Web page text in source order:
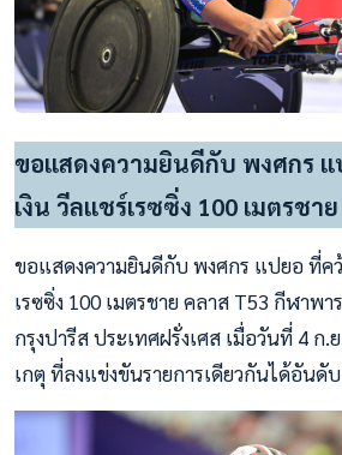
ขอแสดงความยินดีกับ พงศกร
เงิน วีลแชร์เรซซิ่ง 100 เมตรชาย
ขอแสดงความยินดีกับ พงศกร แปยอ ที่ค
เรซซิ่ง 100 เมตรชาย คลาส T53 กีฬาพ
กรุงปารีส ประเทศฝรั่งเศส เมื่อวันที่ 4 ก.
เกตุ ที่ลงแข่งขันรายการเดียวกันได้อันดั